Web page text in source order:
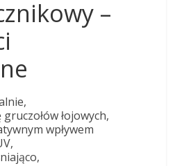
–
łojowych,
wpływem